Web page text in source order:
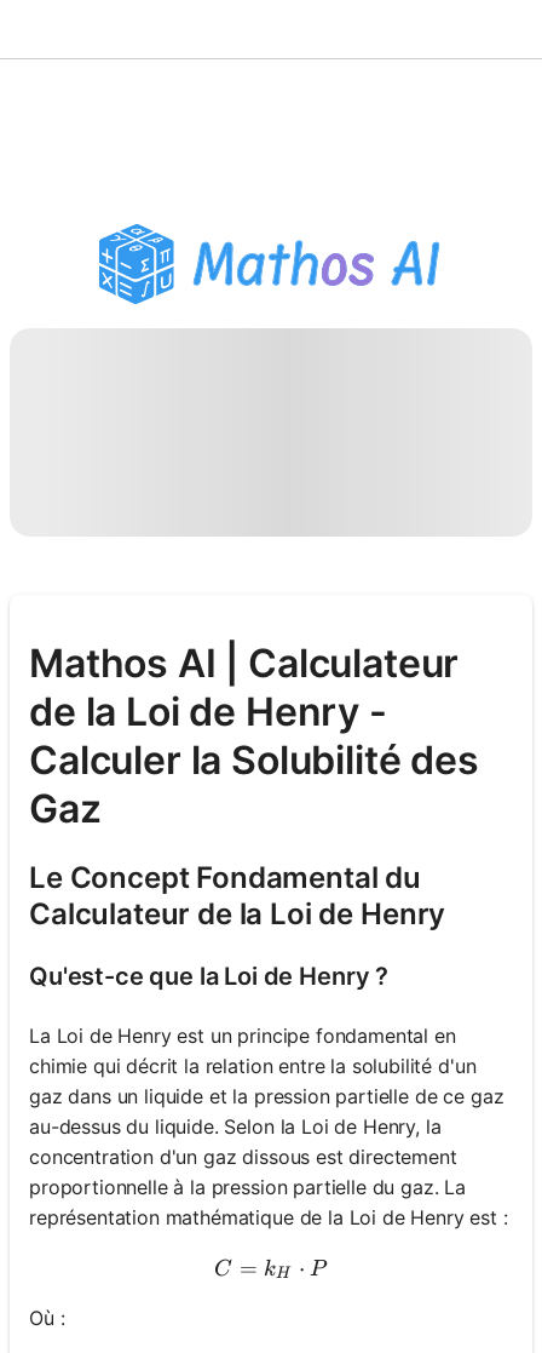
Assistant Devoirs PDF
Outils d'étude
Mathos AI | Calculateur
de la Loi de Henry -
Calculer la Solubilité des
Gaz
Le Concept Fondamental du
Calculateur de la Loi de Henry
Qu'est-ce que la Loi de Henry ?
La Loi de Henry est un principe fondamental en
chimie qui décrit la relation entre la solubilité d'un
gaz dans un liquide et la pression partielle de ce gaz
au-dessus du liquide. Selon la Loi de Henry, la
concentration d'un gaz dissous est directement
proportionnelle à la pression partielle du gaz. La
représentation mathématique de la Loi de Henry est :
C = k_H \cdot P
C = kH ⋅ P
Où :